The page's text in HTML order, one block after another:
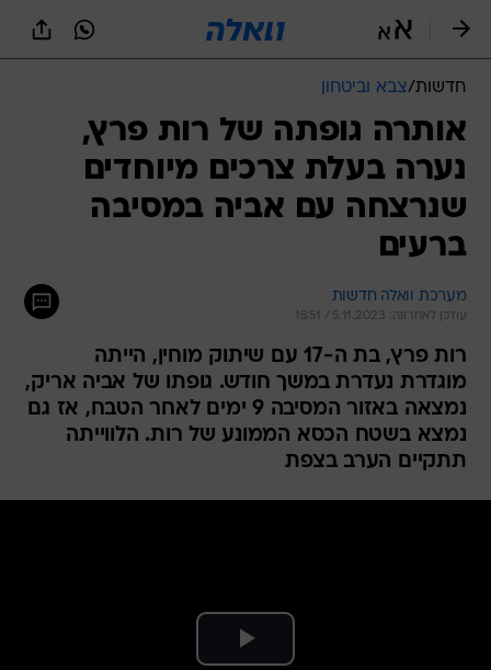
חדשות/צבא וביטחון
אותרה גופתה של רות פרץ,
נערה בעלת צרכים מיוחדים
שנרצחה עם אביה במסיבה
ברעים
מערכת וואלה חדשות
עודכן לאחרונה: 5.11.2023 / 15:51
רות פרץ, בת ה-17 עם שיתוק מוחין, הייתה
מוגדרת נעדרת במשך חודש. גופתו של אביה אריק,
נמצאה באזור המסיבה 9 ימים לאחר הטבח, אז גם
נמצא בשטח הכסא הממונע של רות. הלווייתה
תתקיים הערב בצפת